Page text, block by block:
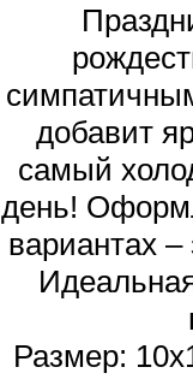
добавит
самый
день!
вариантах
Размер: